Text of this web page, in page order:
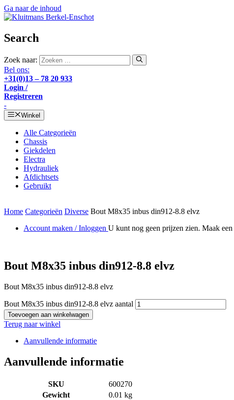
Ga naar de inhoud
Search
Zoek naar:
Bel ons:
+31(0)13 – 78 20 933
Login /
Registreren
-
Winkel
Alle Categorieën
Chassis
Giekdelen
Electra
Hydrauliek
Afdichtsets
Gebruikt
Home Categorieën Diverse Bout M8x35 inbus din912-8.8 elvz
Account maken / Inloggen U kunt nog geen prijzen zien. Maak
Bout M8x35 inbus din912-8.8 elvz
Bout M8x35 inbus din912-8.8 elvz
Bout M8x35 inbus din912-8.8 elvz aantal
Toevoegen aan winkelwagen
Terug naar winkel
Aanvullende informatie
Aanvullende informatie
SKU
600270
Gewicht
0.01 kg